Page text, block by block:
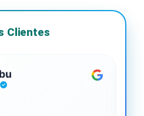
Clientes